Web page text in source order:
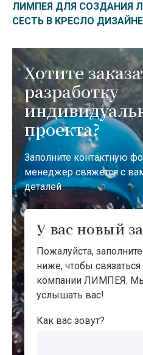
ЛИМПЕЯ ДЛЯ СОЗДАНИЯ
СЕСТЬ В КРЕСЛО
Хотите
разработку
проекта?
Заполните контактную
менеджер свяжется с
деталей
У вас новый
Пожалуйста,
ниже, чтобы
компании ЛИМПЕЯ.
услышать вас!
Как вас зовут?